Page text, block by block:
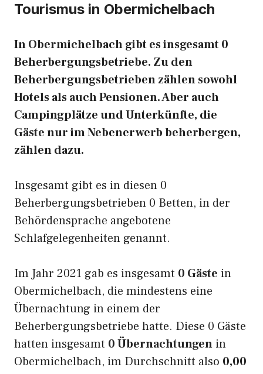
Tourismus in Obermichelbach
In Obermichelbach gibt es insgesamt 0
Beherbergungsbetriebe. Zu den
Beherbergungsbetrieben zählen sowohl
Hotels als auch Pensionen. Aber auch
Campingplätze und Unterkünfte, die
Gäste nur im Nebenerwerb beherbergen,
zählen dazu.
Insgesamt gibt es in diesen 0
Beherbergungsbetrieben 0 Betten, in der
Behördensprache angebotene
Schlafgelegenheiten genannt.
Im Jahr 2021 gab es insgesamt 0 Gäste in
Obermichelbach, die mindestens eine
Übernachtung in einem der
Beherbergungsbetriebe hatte. Diese 0 Gäste
hatten insgesamt 0 Übernachtungen in
Obermichelbach, im Durchschnitt also 0,00